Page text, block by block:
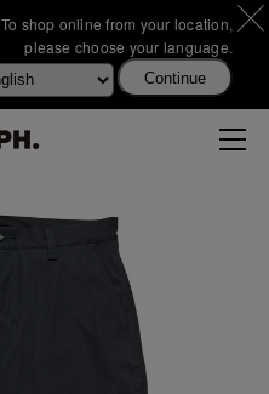
To shop online from your location,
please choose your language.
Continue